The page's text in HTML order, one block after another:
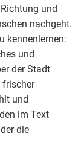
und
nachgeht.
kennenlernen:
und
der Stadt
frischer
und
im Text
die